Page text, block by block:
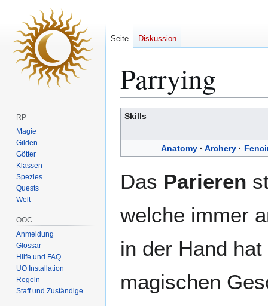
Parrying
Zur
Navigation
springen
Zur
Suche
springen
Skills
Anatomy· Archery·
Das Parieren
welche immer
in der Hand
magischen
Seite Diskussion
RP
Magie
Gilden
Götter
Klassen
Spezies
Quests
Welt
OOC
Anmeldung
Glossar
Hilfe und FAQ
UO Installation
Regeln
Staff und Zuständige